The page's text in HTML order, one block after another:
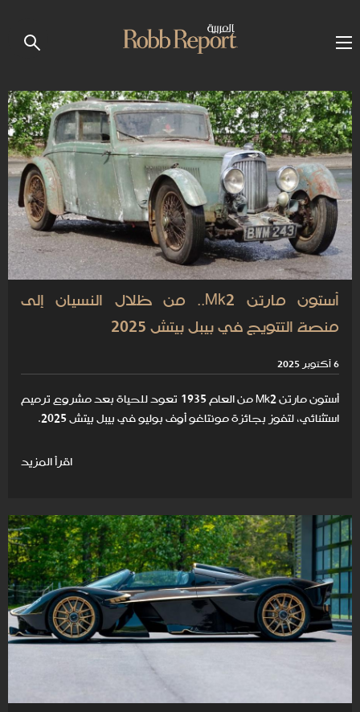
أستون مارتن Mk2.. من ظلال النسيان إلى
منصة التتويج في بيبل بيتش 2025
6 أكتوبر 2025
أستون مارتن Mk2 من العام 1935 تعود للحياة بعد مشروع ترميم
استثنائي، لتفوز بجائزة مونتاغو أوف بوليو في بيبل بيتش 2025.
اقرأ المزيد